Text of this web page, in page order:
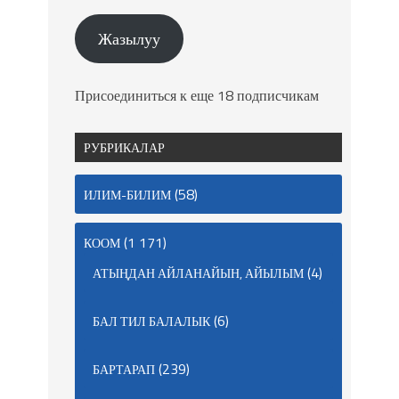
Жазылуу
Присоединиться к еще 18 подписчикам
РУБРИКАЛАР
ИЛИМ-БИЛИМ(58)
КООМ(1 171)
АТЫҢДАН АЙЛАНАЙЫН, АЙЫЛЫМ(4)
БАЛ ТИЛ БАЛАЛЫК(6)
БАРТАРАП(239)